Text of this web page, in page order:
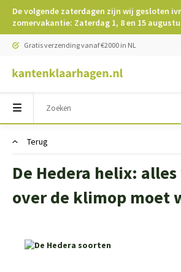
De volgende zaterdagen zijn wij gesloten
zomervakantie: Zaterdag 1, 8 en 15
Gratis verzending vanaf €2000 in NL
Terug
De Hedera helix:
over de klimop moet